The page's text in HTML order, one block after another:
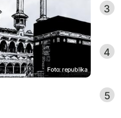
Foto: republika
3
4
5